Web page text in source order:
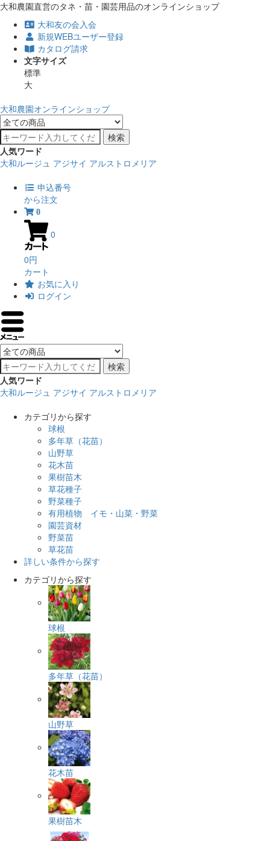
大和農園直営のタネ・苗・園芸用品のオンラインショップ
大和友の会入会
新規WEBユーザー登録
カタログ請求
文字サイズ
標準
大
大和農園オンラインショップ
検索
人気ワード
大和ルージュ アジサイ アルストロメリア
申込番号
から注文
0
0
0円
カート
お気に入り
ログイン
検索
人気ワード
大和ルージュ アジサイ アルストロメリア
カテゴリから探す
球根
多年草（花苗）
山野草
花木苗
果樹苗木
草花種子
野菜種子
有用植物 イモ・山菜・野菜
園芸資材
野菜苗
草花苗
詳しい条件から探す
カテゴリから探す
球根
多年草（花苗）
山野草
花木苗
果樹苗木